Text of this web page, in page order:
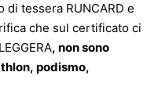
tessera RUNCARD e
che sul certificato ci
, non sono
podismo,